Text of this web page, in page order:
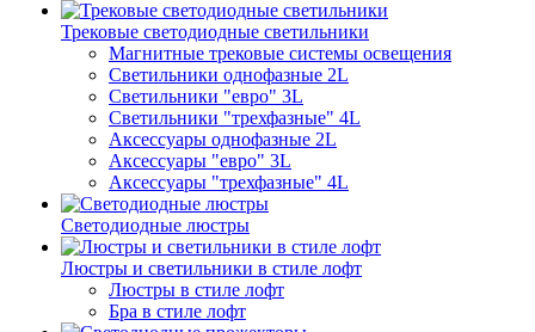
Трековые светодиодные светильники
Магнитные трековые системы освещения
Светильники однофазные 2L
Светильники "евро" 3L
Светильники "трехфазные" 4L
Аксессуары однофазные 2L
Аксессуары "евро" 3L
Аксессуары "трехфазные" 4L
Светодиодные люстры
Люстры и светильники в стиле лофт
Люстры в стиле лофт
Бра в стиле лофт